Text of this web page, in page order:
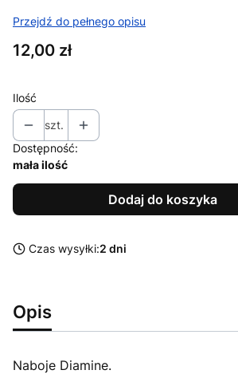
Przejdź do pełnego opisu
Cena
12,00 zł
Ilość
szt.
Dostępność:
mała ilość
Dodaj do koszyka
Czas wysyłki:2 dni
Opis
Naboje Diamine.